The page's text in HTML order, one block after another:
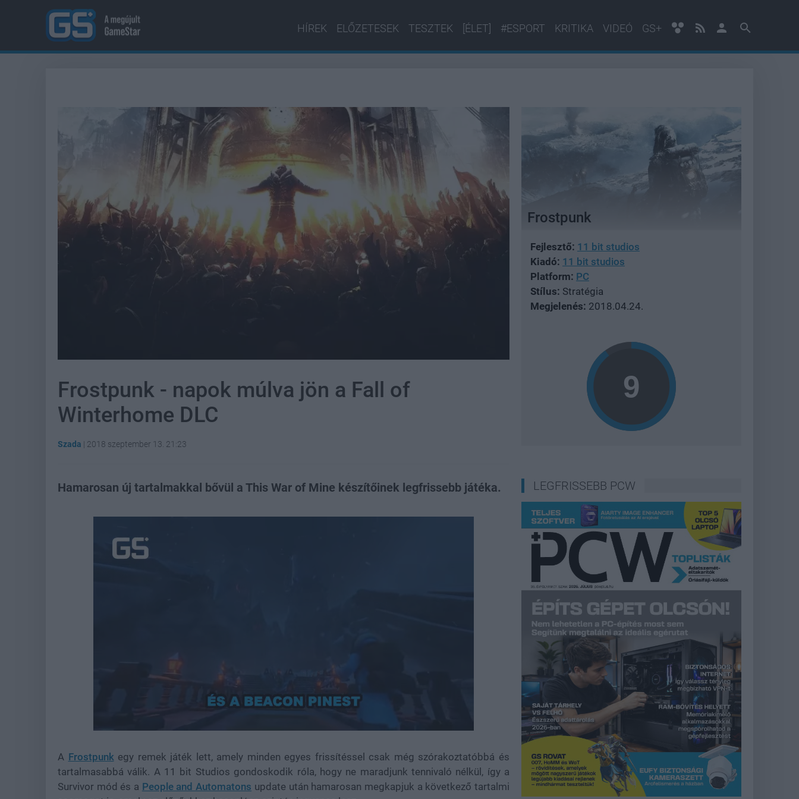
HÍREK ELŐZETESEK TESZTEK [ÉLET] #ESPORT KRITIKA VIDEÓ GS+
Frostpunk - napok múlva jön a Fall of
Winterhome DLC
Szada | 2018 szeptember 13. 21:23
Hamarosan új tartalmakkal bővül a This War of Mine készítőinek legfrissebb játéka.
100.00%
A Frostpunkegy remek játék lett, amely minden egyes frissítéssel csak még szórakoztatóbbá és
tartalmasabbá válik. A 11 bit Studios gondoskodik róla, hogy ne maradjunk tennivaló nélkül, így a
Survivor mód és a People and Automatons update után hamarosan megkapjuk a következő tartalmi
Frostpunk
Fejlesztő: 11 bit studios
Kiadó: 11 bit studios
Platform: PC
Stílus: Stratégia
Megjelenés: 2018.04.24.
LEGFRISSEBB PCW